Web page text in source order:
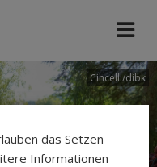
Cincelli/dibk
das Setzen
Informationen